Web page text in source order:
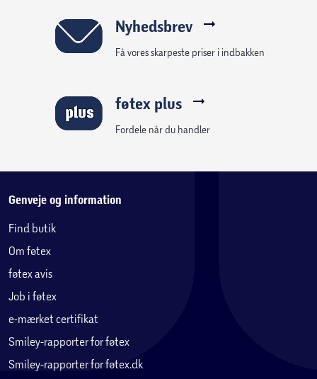
Velkommen til verden!
Fejr en babys ankomst med denne gave til nybagte forældre.
Nyhedsbrev
Få vores skarpeste priser i indbakken
føtex plus
Fordele når du handler
Genveje og information
Find butik
Om føtex
føtex avis
Job i føtex
e-mærket certifikat
Smiley-rapporter for føtex
Smiley-rapporter for føtex.dk